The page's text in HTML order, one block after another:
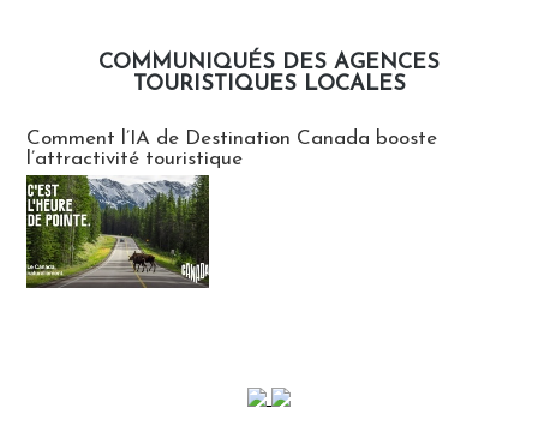
COMMUNIQUÉS DES AGENCES
TOURISTIQUES LOCALES
Comment l’IA de Destination Canada booste
l’attractivité touristique